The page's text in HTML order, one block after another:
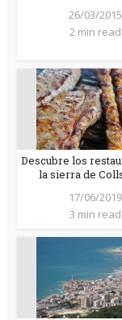
26/03/2015
2 min read
Descubre los
la sierra de
17/06/2019
3 min read